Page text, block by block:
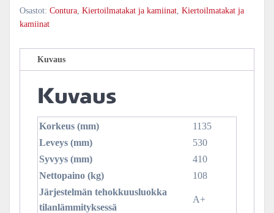
Osastot: Contura, Kiertoilmatakat ja kamiinat, Kiertoilmatakat ja
kamiinat
Kuvaus
Kuvaus
Korkeus (mm)
1135
Leveys (mm)
530
Syvyys (mm)
410
Nettopaino (kg)
108
Järjestelmän tehokkuusluokka
tilanlämmityksessä
A+